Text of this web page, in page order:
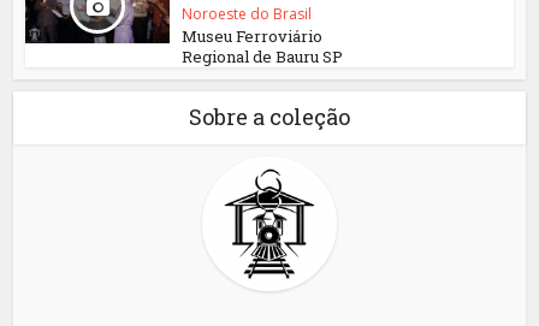
Noroeste do Brasil
Museu Ferroviário
Regional de Bauru SP
Sobre a coleção